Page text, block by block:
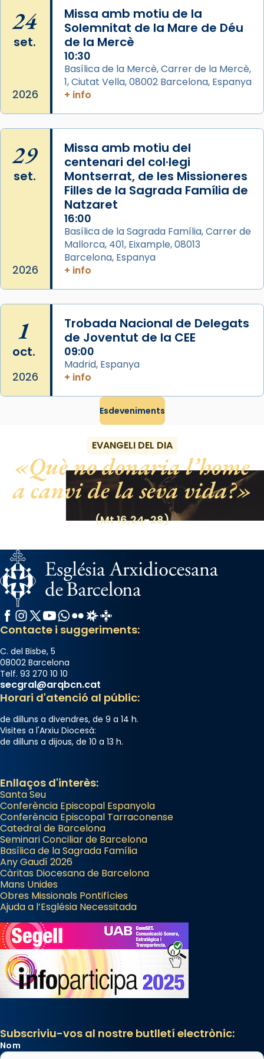
seu germà Joan i Pere un dels que
acompanyava més de prop Jesús.
Segons el llibre dels Fets (12,2) fou el primer
apòstol màrtir, decapitat a Jerusalem per
Herodes Agripa (vers l'any 44).
musulmanes fou venerat com a patró dels
Regnes castellans i més tard de tota
Espanya.
El seu sepulcre a Compostela fou un gran
centre de peregrinacions medievals de tot
el món cristià, després de Roma i terra
«A Raïms de Sant Jaume, raïms aigualits;
raïms de setembre te'n llepes els dits»,
segons una dita popular.
24
set.
2026
Missa amb motiu de la
Solemnitat de la Mare de Déu
de la Mercè
10:30
Basílica de la Mercè, Carrer de la Mercè,
1, Ciutat Vella, 08002 Barcelona, Espanya
+ info
29
set.
2026
Missa amb motiu del
centenari del col·legi
Montserrat, de les Missioneres
Filles de la Sagrada Família de
Natzaret
16:00
Basílica de la Sagrada Família, Carrer de
Mallorca, 401, Eixample, 08013
Barcelona, Espanya
+ info
1
oct.
2026
Trobada Nacional de Delegats
de Joventut de la CEE
09:00
Madrid, Espanya
+ info
Esdeveniments
EVANGELI DEL DIA
Què no donaria l’home
a canvi de la seva vida?
(Mt 16,24-28)
Facebook
Instagram
X / Twitter
YouTube
WhatsApp
FlickrRadio Estel
Catalunya Cristiana
Contacte i suggeriments:
C. del Bisbe, 5
08002 Barcelona
Telf. 93 270 10 10
secgral@arqbcn.cat
Horari d'atenció al públic:
de dilluns a divendres, de 9 a 14 h.
Visites a l'Arxiu Diocesà:
de dilluns a dijous, de 10 a 13 h.
Enllaços d'interès:
Santa Seu
Conferència Episcopal Espanyola
Conferència Episcopal Tarraconense
Catedral de Barcelona
Seminari Conciliar de Barcelona
Basílica de la Sagrada Família
Any Gaudí 2026
Càritas Diocesana de Barcelona
Mans Unides
Obres Missionals Pontifícies
Ajuda a l’Església Necessitada
Subscriviu-vos al nostre butlletí electrònic:
Nom